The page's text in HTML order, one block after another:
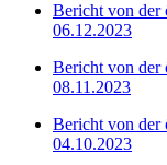
Bericht von der
06.12.2023
Bericht von der
08.11.2023
Bericht von der
04.10.2023